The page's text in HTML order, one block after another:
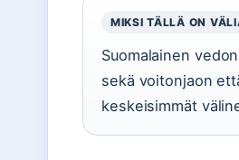
MIKSI TÄLLÄ ON
Suomalainen
sekä voitonjaon
keskeisimmät